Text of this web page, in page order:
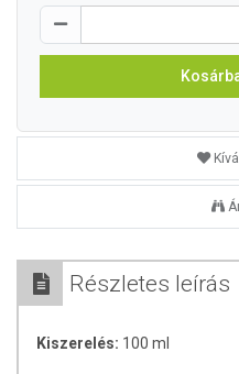
Részletes leírás
Kiszerelés: 100 ml